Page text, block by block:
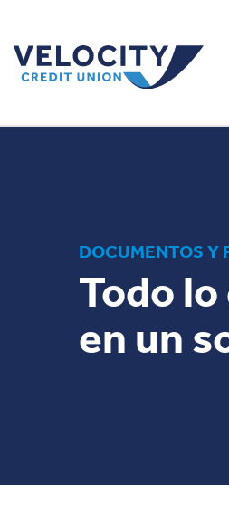
DOCUMENTOS Y
Todo
en un